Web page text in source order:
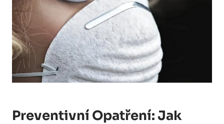
Preventivní Opatření: Jak